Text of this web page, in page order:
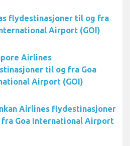
flydestinasjoner til og fra
Airport (GOI)
Airlines
til og fra Goa
Airport (GOI)
Airlines flydestinasjoner
Goa International Airport